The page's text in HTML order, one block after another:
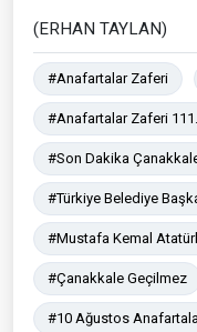
(ERHAN TAYLAN)
#Anafartalar Zaferi
#Anafartalar Zaferi 111.
#Son Dakika
#Türkiye Belediye
#Mustafa Kemal
#Çanakkale Geçilmez
#10 Ağustos